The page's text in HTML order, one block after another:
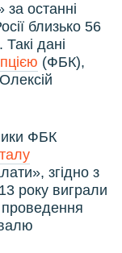
за останні
близько 56
Такі дані
(ФБК),
ФБК
згідно з
року виграли
проведення